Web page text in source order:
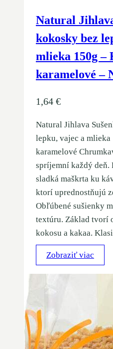
Natural
kokosky bez
mlieka 150g –
karamelové –
1,64 €
Natural Jihlava
lepku, vajec a
karamelové
spríjemní každý deň.
sladká maškrta ku
ktorí uprednostňujú
Obľúbené sušienky
textúru. Základ tvorí
kokosu a kakaa.
Zobraziť viac